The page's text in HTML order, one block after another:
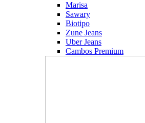
Marisa
Sawary
Biotipo
Zune Jeans
Uber Jeans
Cambos Premium